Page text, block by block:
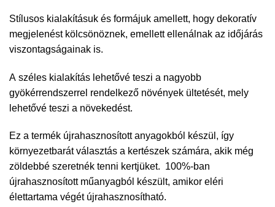
Stílusos kialakításuk és formájuk amellett, hogy dekoratív
megjelenést kölcsönöznek, emellett ellenálnak az időjárás
viszontagságainak is.
A széles kialakítás lehetővé teszi a nagyobb
gyökérrendszerrel rendelkező növények ültetését, mely
lehetővé teszi a növekedést.
Ez a termék újrahasznosított anyagokból készül, így
környezetbarát választás a kertészek számára, akik még
zöldebbé szeretnék tenni kertjüket. 100%-ban
újrahasznosított műanyagból készült, amikor eléri
élettartama végét újrahasznosítható.